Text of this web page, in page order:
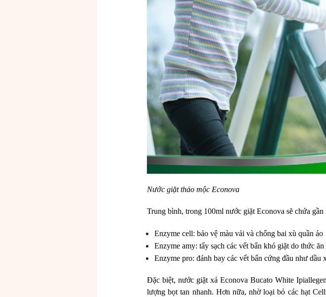
Nước giặt thảo mộc Econova
Trung bình, trong 100ml nước giặt Econova sẽ chứa
Enzyme cell: bảo vệ màu vải và chống bai xù quần áo
Enzyme amy: tẩy sạch các vết bẩn khó giặt do thức ăn
Enzyme pro: đánh bay các vết bẩn cứng đầu như dầu
Đặc biệt, nước giặt xả Econova Bucato White
lượng bọt tan nhanh. Hơn nữa, nhờ loại bỏ các hạt